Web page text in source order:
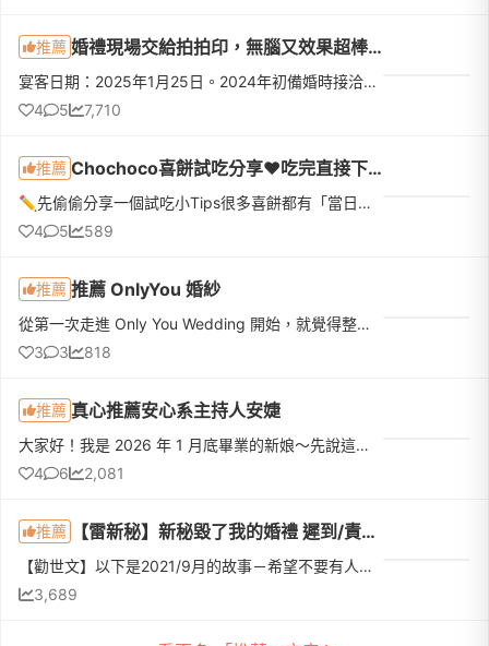
推薦 婚禮現場交給拍拍印，無腦又效果超棒！
宴客日期：2025年1月25日。2024年初備婚時接洽、瞭解過：印卡讚、拍拍印、心心相印。📣後來選拍拍印，而且非常滿意，原因如下。🔥🔥🔥三家共通點:🔥🔥🔥新人有電子檔+相冊+相框*******相紙印刷品質PK 心心相印=印卡讚 &gt;...
4
5 7,710
推薦 Chochoco喜餅試吃分享❤️吃完直接下訂❤️我的命定喜餅
✏️先偷偷分享一個試吃小Tips很多喜餅都有「當日下訂優惠」，如果本來就有好幾間想試，真的很建議全部排同一天，最期待的那間放最後！而且千萬不要剛吃飽就去～原本想說「不就吃幾塊餅乾嗎？」結果超飽😆因為還有不少...
4
5 589
推薦 推薦 OnlyYou 婚紗
從第一次走進 Only You Wedding 開始，就覺得整個團隊很親切。門市的毛姐和悅悅在諮詢時完全沒有給人任何推銷壓力，而是很有耐心地了解我們的需求、介紹方案，也會分享很多經驗。印象最深的是，當天聊完之後，她們還...
3
3 818
推薦 真心推薦安心系主持人安婕
大家好！我是 2026 年 1 月底畢業的新娘～先說這篇不是業配，也沒有因為發文得到折扣或贈品而是真的非常感謝 ˋˏˋˏ 安婕 ˎˊˎˊ認真又用心的人，值得被更多人看見！！婚禮結束後，就覺得一定要幫安婕寫一篇推薦文只是拖...
4
6 2,081
推薦 【雷新秘】新秘毀了我的婚禮 遲到/責怪新娘泡泡眼/經驗虛構/刪除負評
【勸世文】以下是2021/9月的故事－希望不要有人再受害。1. 出於姊姊四年前給老師畫過，全然相信，因此沒有試妝；還全額先行付款。2. 老師過程一直自稱自己近期沒在接新秘，是因為在開補習班教學。3. 【遲到大忌...
3,689